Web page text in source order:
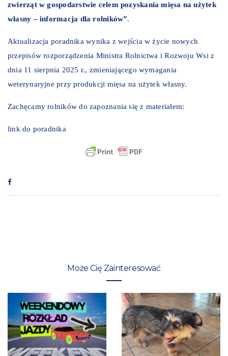
zwierząt w gospodarstwie celem pozyskania mięsa na użytek
własny – informacja dla rolników”.
Aktualizacja poradnika wynika z wejścia w życie nowych
przepisów rozporządzenia Ministra Rolnictwa i Rozwoju Wsi z
dnia 11 sierpnia 2025 r., zmieniającego wymagania
weterynaryjne przy produkcji mięsa na użytek własny.
Zachęcamy rolników do zapoznania się z materiałem:
link do poradnika
Może Cię Zainteresować